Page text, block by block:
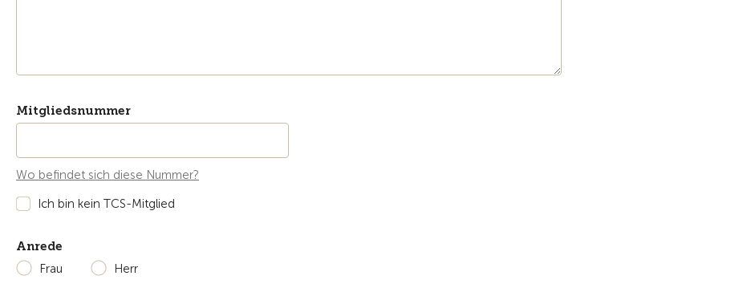
Mitgliedsnummer
Wo befindet sich diese Nummer?
Ich bin kein TCS-Mitglied
Anrede
Frau
Herr